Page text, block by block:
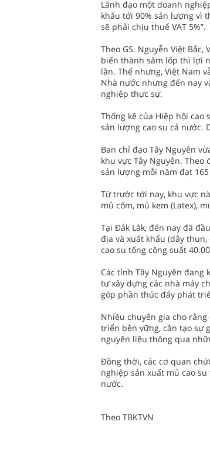
Lãnh đạo một doanh
khẩu tới 90% sản lượng vì
sẽ phải chịu thuế VAT 5%”.
Theo GS. Nguyễn Việt
biến thành săm lốp thì lợi
lần. Thế nhưng, Việt Nam
Nhà nước nhưng đến nay
nghiệp thực sự.
Thống kê của Hiệp hội cao
sản lượng cao su cả nước.
Ban chỉ đạo Tây Nguyên
khu vực Tây Nguyên.
sản lượng mỗi năm đạt
Từ trước tới nay, khu vực
mủ cốm, mủ kem (Latex),
Tại Đắk Lắk, đến nay đã
địa và xuất khẩu (dây
cao su tổng công suất
Các tỉnh Tây Nguyên
tư xây dựng các nhà máy
góp phần thúc đẩy phát
Nhiều chuyên gia cho
triển bền vững, cần tạo sự
nguyên liệu thông qua
Đồng thời, các cơ quan
nghiệp sản xuất mủ cao
nước.
Theo TBKTVN